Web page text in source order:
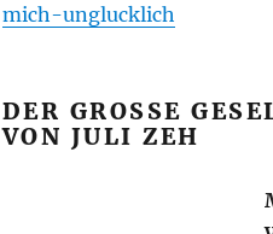
mich-unglucklich
DER GROSSE
VON JULI ZEH